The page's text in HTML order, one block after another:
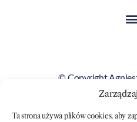
Ta strona używa plików cookies, aby
© Copyright
Wszystkie obrazy i teksty